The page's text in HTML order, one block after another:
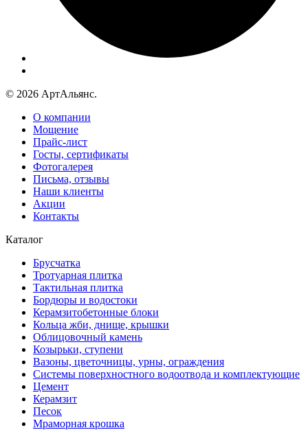
© 2026 АртАльянс.
О компании
Мощение
Прайс-лист
Госты, сертификаты
Фотогалерея
Письма, отзывы
Наши клиенты
Акции
Контакты
Каталог
Брусчатка
Тротуарная плитка
Тактильная плитка
Бордюры и водостоки
Керамзитобетонные блоки
Кольца жби, днище, крышки
Облицовочный камень
Козырьки, ступени
Вазоны, цветочницы, урны, ограждения
Системы поверхностного водоотвода и комплектующие
Цемент
Керамзит
Песок
Мраморная крошка